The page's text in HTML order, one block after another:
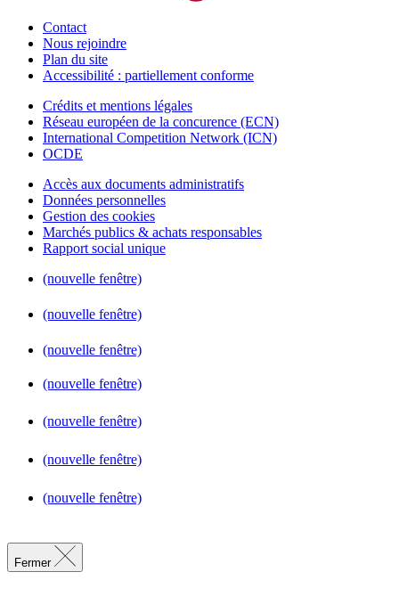
Contact
Nous rejoindre
Plan du site
Accessibilité : partiellement conforme
Crédits et mentions légales
Réseau européen de la concurence (ECN)
International Competition Network (ICN)
OCDE
Accès aux documents administratifs
Données personnelles
Gestion des cookies
Marchés publics & achats responsables
Rapport social unique
(nouvelle fenêtre)
(nouvelle fenêtre)
(nouvelle fenêtre)
(nouvelle fenêtre)
(nouvelle fenêtre)
(nouvelle fenêtre)
(nouvelle fenêtre)
Fermer